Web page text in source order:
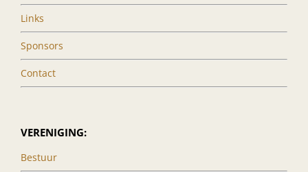
Links
Sponsors
Contact
VERENIGING:
Bestuur